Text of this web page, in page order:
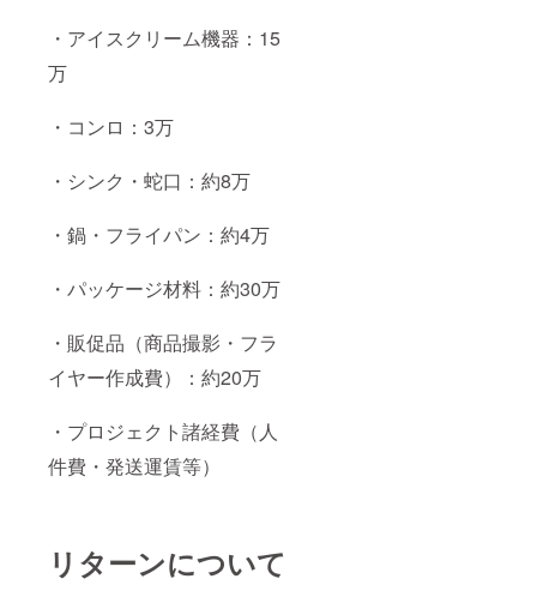
・アイスクリーム機器：15
万
・コンロ：3万
・シンク・蛇口：約8万
・鍋・フライパン：約4万
・パッケージ材料：約30万
・販促品（商品撮影・フラ
イヤー作成費）：約20万
・プロジェクト諸経費（人
件費・発送運賃等）
リターンについて